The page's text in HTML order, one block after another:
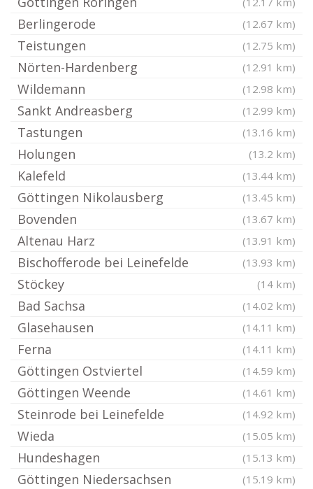
Berlingerode (12.67 km)
Teistungen (12.75 km)
Nörten-Hardenberg (12.91 km)
Wildemann (12.98 km)
Sankt Andreasberg (12.99 km)
Tastungen (13.16 km)
Holungen (13.2 km)
Kalefeld (13.44 km)
Göttingen Nikolausberg (13.45 km)
Bovenden (13.67 km)
Altenau Harz (13.91 km)
Bischofferode bei Leinefelde (13.93 km)
Stöckey (14 km)
Bad Sachsa (14.02 km)
Glasehausen (14.11 km)
Ferna (14.11 km)
Göttingen Ostviertel (14.59 km)
Göttingen Weende (14.61 km)
Steinrode bei Leinefelde (14.92 km)
Wieda (15.05 km)
Hundeshagen (15.13 km)
Göttingen Niedersachsen (15.19 km)